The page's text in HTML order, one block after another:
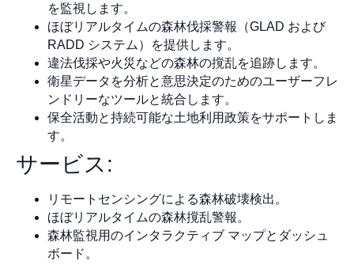
を監視します。
ほぼリアルタイムの森林伐採警報（GLAD および
RADD システム）を提供します。
違法伐採や火災などの森林の撹乱を追跡します。
衛星データを分析と意思決定のためのユーザーフレ
ンドリーなツールと統合します。
保全活動と持続可能な土地利用政策をサポートしま
す。
サービス:
リモートセンシングによる森林破壊検出。
ほぼリアルタイムの森林撹乱警報。
森林監視用のインタラクティブ マップとダッシュ
ボード。